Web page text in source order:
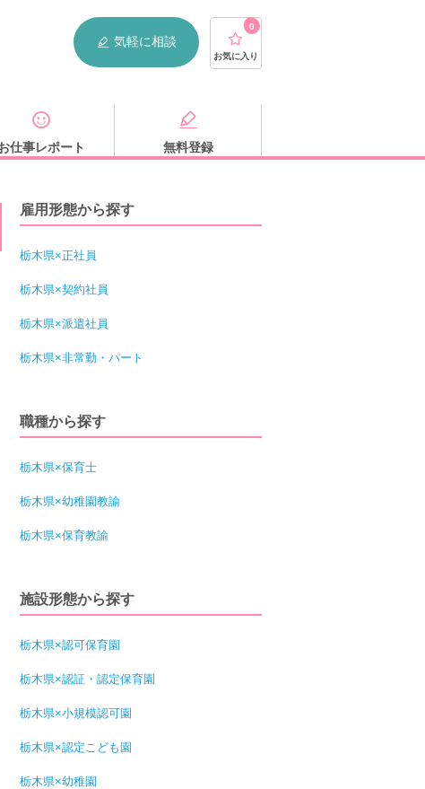
気軽に相談
0
お気に入り
仕事レポート 無料登録
雇用形態から探す
栃木県×正社員
栃木県×契約社員
栃木県×派遣社員
栃木県×非常勤・パート
職種から探す
栃木県×保育士
栃木県×幼稚園教諭
栃木県×保育教諭
施設形態から探す
栃木県×認可保育園
栃木県×認証・認定保育園
栃木県×小規模認可園
栃木県×認定こども園
栃木県×幼稚園